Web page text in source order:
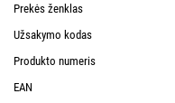
Prekės ženklas
Užsakymo kodas
Produkto numeris
EAN